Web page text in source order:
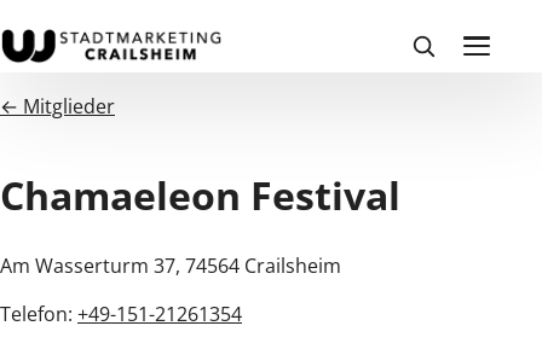
← Mitglieder
Chamaeleon Festival
Am Wasserturm 37, 74564 Crailsheim
Telefon: +49-151-21261354